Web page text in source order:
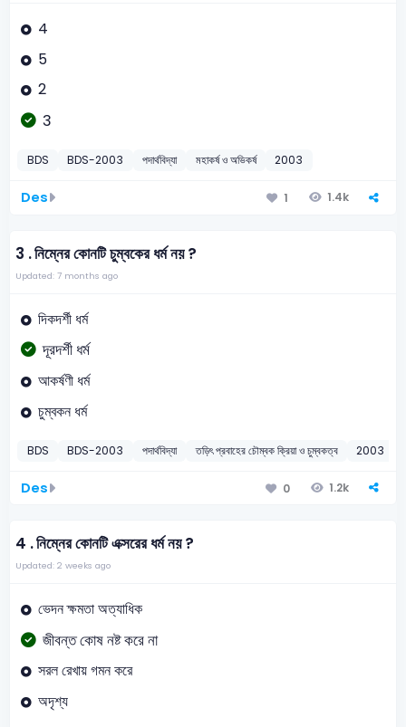
4
5
2
3
BDS BDS-2003 পদার্থবিদ্যা মহাকর্ষ ও অভিকর্ষ 2003
Des 1 1.4k
3 .নিম্নের কোনটি চুম্বকের ধর্ম নয় ?
Updated: 7 months ago
দিকদর্শী ধর্ম
দূরদর্শী ধর্ম
আকর্ষণী ধর্ম
চুম্বকন ধর্ম
BDS BDS-2003 পদার্থবিদ্যা তড়িৎ প্রবাহের চৌম্বক ক্রিয়া ও চুম্বকত্ব 2003
Des 0 1.2k
4 .নিম্নের কোনটি এক্সরের ধর্ম নয় ?
Updated: 2 weeks ago
ভেদন ক্ষমতা অত্যাধিক
জীবন্ত কোষ নষ্ট করে না
সরল রেখায় গমন করে
অদৃশ্য